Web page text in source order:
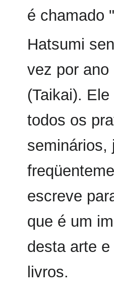
é chamado
Hatsumi
vez por ano
(Taikai).
todos os
seminários,
escreve
que é um
desta arte
livros.